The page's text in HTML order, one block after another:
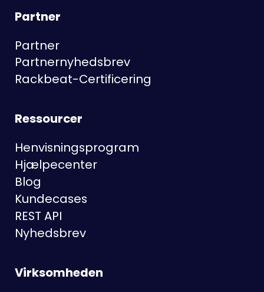
Partner
Partner
Partnernyhedsbrev
Rackbeat-Certificering
Ressourcer
Henvisningsprogram
Hjælpecenter
Blog
Kundecases
REST API
Nyhedsbrev
Virksomheden